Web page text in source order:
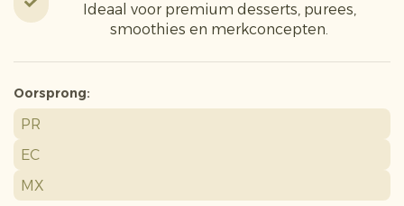
Ideaal voor premium desserts, purees,
smoothies en merkconcepten.
Oorsprong:
PR
EC
MX